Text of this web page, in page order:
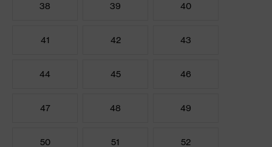
38 39 40
41 42 43
44 45 46
47 48 49
50 51 52